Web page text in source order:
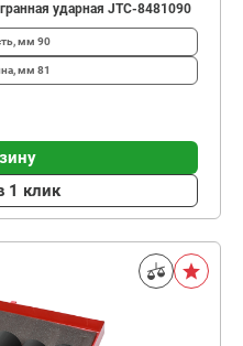
ударная JTC-8481090
мм 90
мм 81
1 клик